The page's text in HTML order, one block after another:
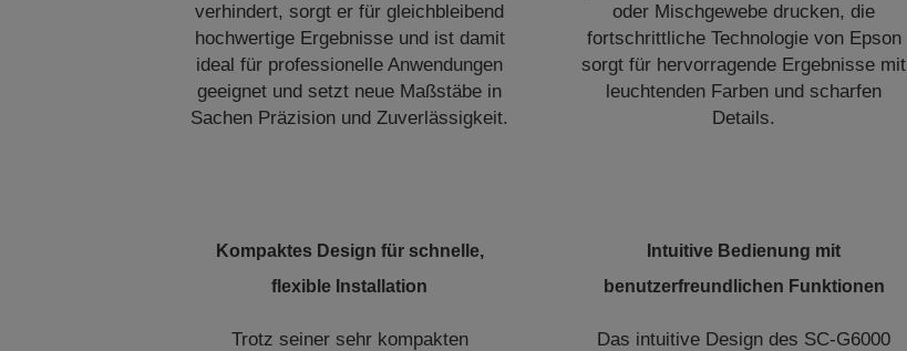
verhindert, sorgt er für gleichbleibend
hochwertige Ergebnisse und ist damit
ideal für professionelle Anwendungen
geeignet und setzt neue Maßstäbe in
Sachen Präzision und Zuverlässigkeit.
oder Mischgewebe drucken, die
fortschrittliche Technologie von Epson
sorgt für hervorragende Ergebnisse mit
leuchtenden Farben und scharfen
Details.
Kompaktes Design für schnelle,
flexible Installation
Trotz seiner sehr kompakten
Intuitive Bedienung mit
benutzerfreundlichen Funktionen
Das intuitive Design des SC-G6000